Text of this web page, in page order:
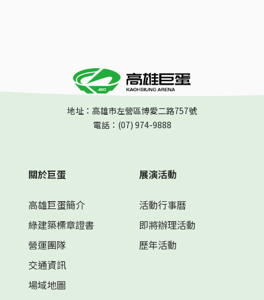
地址：高雄市左營區博愛二路757號
電話：(07) 974-9888
關於巨蛋
高雄巨蛋簡介
綠建築標章證書
營運團隊
交通資訊
場域地圖
展演活動
活動行事曆
即將辦理活動
歷年活動